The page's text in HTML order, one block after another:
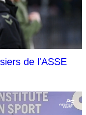
de l'ASSE